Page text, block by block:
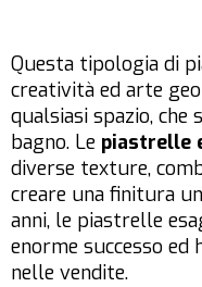
Questa tipologia di
creatività ed arte
qualsiasi spazio, che
bagno. Le piastrelle
diverse texture,
creare una finitura
anni, le piastrelle
enorme successo ed
nelle vendite.